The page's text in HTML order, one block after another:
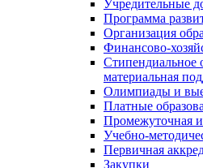
Учредительные
Программа
Организация
Финансово-
Стипендиальное
материальная
Олимпиады и
Платные
Промежуточная и
Учебно-
Первичная
Закупки